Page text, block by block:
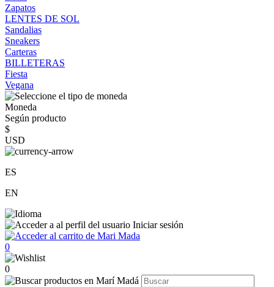
Zapatos
LENTES DE SOL
Sandalias
Sneakers
Carteras
BILLETERAS
Fiesta
Vegana
Moneda
Según producto
$
USD
ES
EN
Iniciar sesión
0
0